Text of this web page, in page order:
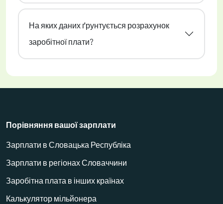
На яких даних ґрунтується розрахунок
заробітної плати?
Порівняння вашої зарплати
Зарплати в Словацька Республіка
Зарплати в регіонах Словаччини
Заробітна плата в інших країнах
Калькулятор мільйонера